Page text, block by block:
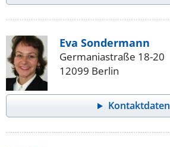
Eva Sondermann
Germaniastraße 18-20
12099 Berlin
Kontaktdaten